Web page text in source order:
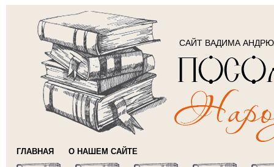
САЙТ ВАДИМА
ГЛАВНАЯ О НАШЕМ САЙТЕ